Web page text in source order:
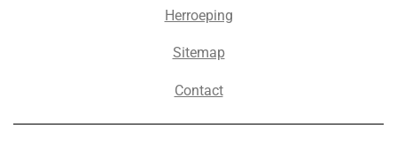
Herroeping
Sitemap
Contact